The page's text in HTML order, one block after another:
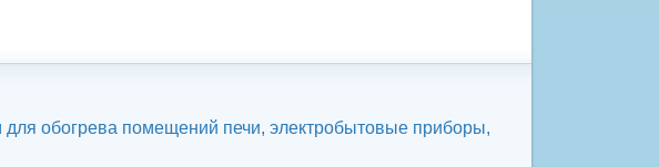
обогрева помещений печи, электробытовые приборы,